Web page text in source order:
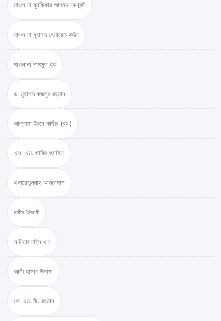
মাওলানা যুলফিকার আহমদ নকশবন্দী
মাওলানা মুহাম্মদ হেমায়েত উদ্দীন
মাওলানা শামসুল হক
ড. মুহাম্মদ ফজলুর রহমান
আল্লামা ইবনে কাছীর (রহ.)
এস. এম. জাকির হুসাইন
এনায়েতুল্লাহ আল্‌তামাশ
নসীম হিজাযী
সানিয়াসনাইন খান
আলী হাসান উসামা
কে. এম. জি. রহমান